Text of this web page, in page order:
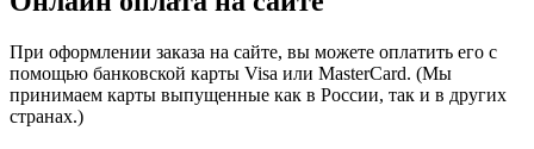
При оформлении заказа на сайте, вы можете оплатить его с
помощью банковской карты Visa или MasterCard. (Мы
принимаем карты выпущенные как в России, так и в других
странах.)